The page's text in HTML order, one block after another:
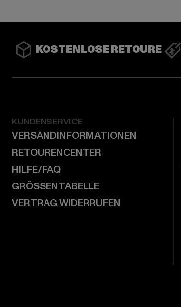
KOSTENLOSE RETOURE
KUNDENSERVICE
VERSANDINFORMATIONEN
RETOURENCENTER
HILFE/FAQ
GRÖSSENTABELLE
VERTRAG WIDERRUFEN